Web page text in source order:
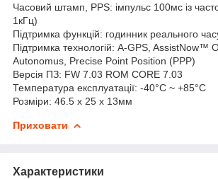
Часовий штамп, PPS: імпульс 100мс із
1кГц)
Підтримка функцій: годинник реального
Підтримка технологій: A-GPS, AssistNow™
Autonomus, Precise Point Position (PPP)
Версія ПЗ: FW 7.03 ROM CORE 7.03
Температура експлуатації: -40°С ~ +85°С
Розміри: 46.5 х 25 х 13мм
Приховати
Характеристики